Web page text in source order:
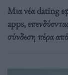
Μια νέα dating
apps,
σύνδεση πέρα